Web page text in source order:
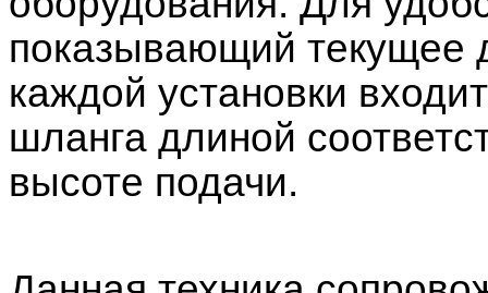
показывающий текущее
каждой установки
шланга длиной
высоте подачи.